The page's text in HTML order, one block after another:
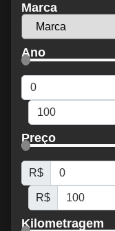
Marca
Ano
Preço
R$
R$
Kilometragem